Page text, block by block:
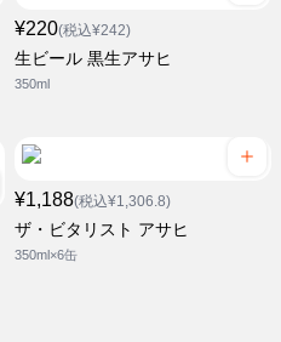
¥220(税込¥242)
生ビール 黒生アサヒ
350ml
¥1,188(税込¥1,306.8)
ザ・ビタリスト アサヒ
350ml×6缶